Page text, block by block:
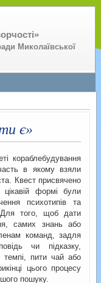
Миколаївської
є»
кораблебудування
в якому взяли
Квест присвячено
формі були
психотипів та
Для того, щоб дати
самих знань або
команд, задля
чи підказку,
пити чай або
цього процесу
пошуку.